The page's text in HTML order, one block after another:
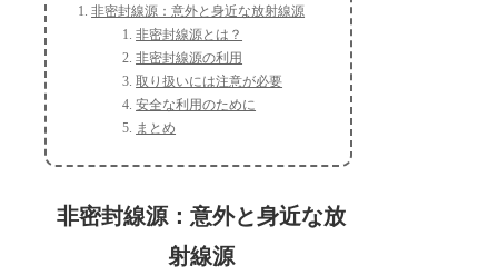
非密封線源：意外と身近な放射線源
非密封線源とは？
非密封線源の利用
取り扱いには注意が必要
安全な利用のために
まとめ
非密封線源：意外と身近な放
射線源